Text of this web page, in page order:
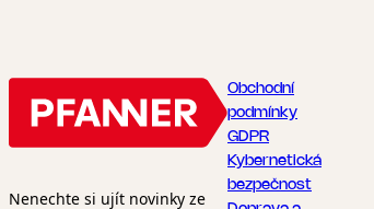
Nenechte si ujít novinky ze
Obchodní
podmínky
GDPR
Kybernetická
bezpečnost